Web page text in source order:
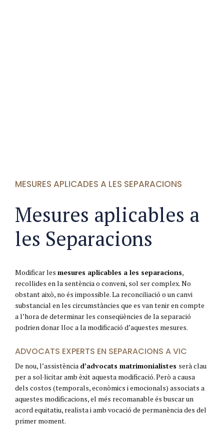
MESURES APLICADES A LES SEPARACIONS
Mesures aplicables a
les Separacions
Modificar les mesures aplicables a les separacions,
recollides en la sentència o conveni, sol ser complex. No
obstant això, no és impossible. La reconciliació o un canvi
substancial en les circumstàncies que es van tenir en compte
a l’hora de determinar les conseqüències de la separació
podrien donar lloc a la modificació d’aquestes mesures.
ADVOCATS EXPERTS EN SEPARACIONS A VIC
De nou, l’assistència d’advocats matrimonialistes serà clau
per a sol·licitar amb èxit aquesta modificació. Però a causa
dels costos (temporals, econòmics i emocionals) associats a
aquestes modificacions, el més recomanable és buscar un
acord equitatiu, realista i amb vocació de permanència des del
primer moment.